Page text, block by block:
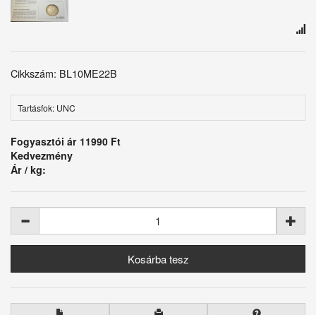
Cikkszám: BL10ME22B
Tartásfok: UNC
Fogyasztói ár 11990 Ft
Kedvezmény
Ár / kg: